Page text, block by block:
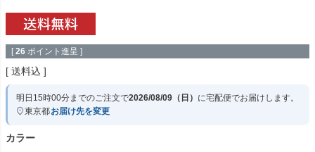
[ 26 ポイント進呈 ]
送料込
明日 15時00分までのご注文で2026/08/09（日） に宅配便でお届けします。
東京都お届け先を変更
カラー